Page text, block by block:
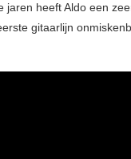
heeft Aldo een
gitaarlijn